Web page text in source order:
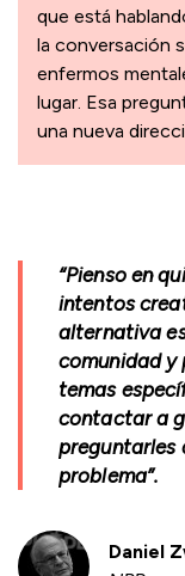
que está
la conversación
enfermos
lugar. Esa
una nueva
“Pienso en
intentos
alternativa
comunidad y
temas
contactar a
preguntarles
problema”.
Daniel